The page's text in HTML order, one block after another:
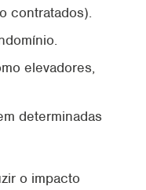
contratados).
elevadores,
determinadas
o impacto